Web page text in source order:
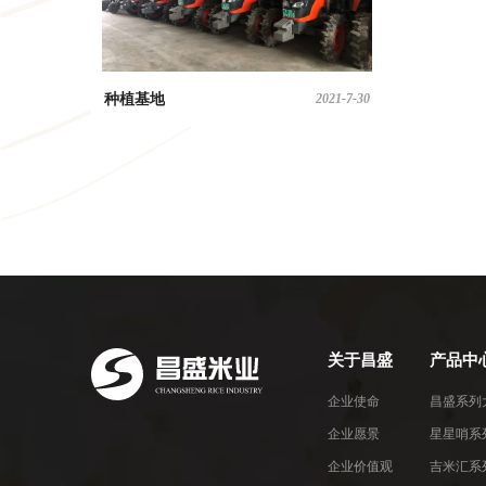
种植基地 2021-7-30
关于昌盛
企业使命
企业愿景
企业价值观
产品中
昌盛系列
星星哨系
吉米汇系